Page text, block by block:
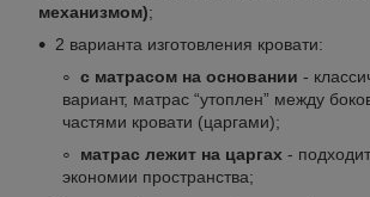
механизмом);
2 варианта изготовления кровати:
с матрасом на основании -
вариант, матрас “утоплен” между
частями кровати (царгами);
матрас лежит на царгах -
экономии пространства;